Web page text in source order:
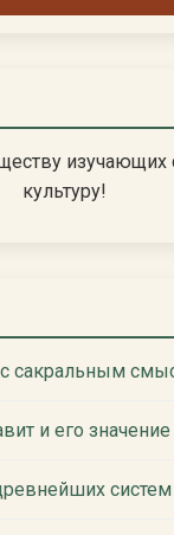
изучающих
культуру!
с сакральным
и его